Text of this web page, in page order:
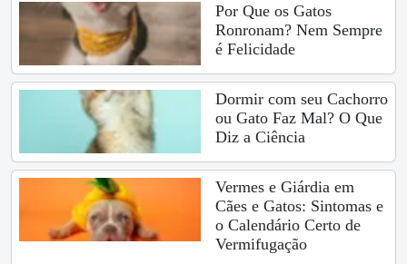
Por Que os Gatos
Ronronam? Nem Sempre
é Felicidade
Dormir com seu Cachorro
ou Gato Faz Mal? O Que
Diz a Ciência
Vermes e Giárdia em
Cães e Gatos: Sintomas e
o Calendário Certo de
Vermifugação